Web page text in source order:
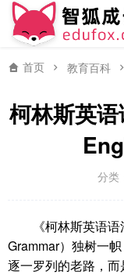
首页 教育百科
柯林斯英
分类
《柯林斯英语
Grammar）独树一
逐一罗列的老路，